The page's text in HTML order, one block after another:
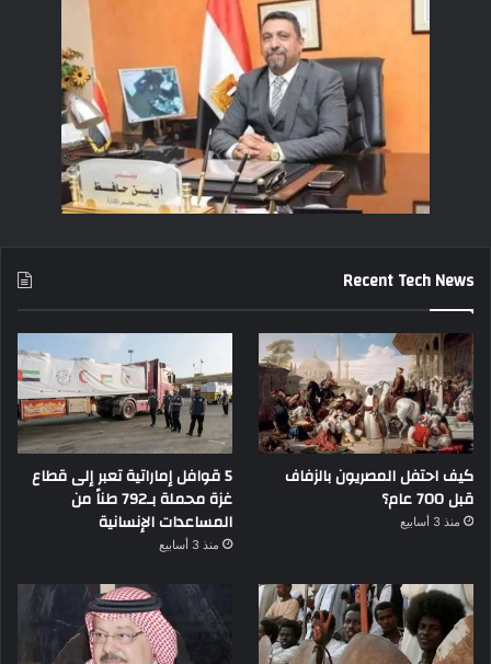
Recent Tech News
كيف احتفل المصريون بالزفاف
قبل 700 عام؟
منذ 3 أسابيع
5 قوافل إماراتية تعبر إلى قطاع
غزة محملة بـ792 طناً من
المساعدات الإنسانية
منذ 3 أسابيع